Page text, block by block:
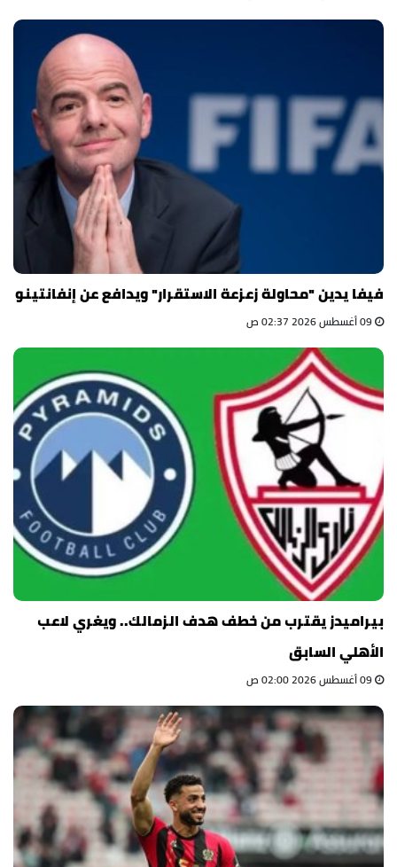
فيفا يدين "محاولة زعزعة الاستقرار" ويدافع عن إنفانتينو
بيراميدز يقترب من خطف هدف الزمالك.. ويغري لاعب
الأهلي السابق